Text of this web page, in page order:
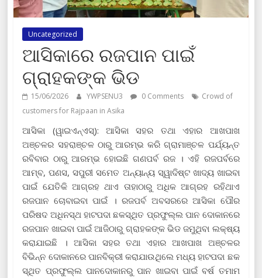
Uncategorized
ଆସିକାରେ ରଜପାନ ପାଇଁ
ଗ୍ରାହକଙ୍କ ଭିଡ
15/06/2026 YWPSENU3 0 Comments
Crowd of
customers for Rajpaan in Asika
ଆସିକା (ୱାଇଏନ୍‍ଏସ୍‍): ଆସିକା ସହର ତଥା ଏହାର ଆଖପାଖ
ଅଞ୍ଚଳର ସହରାଞ୍ଚଳ ଠାରୁ ଆରମ୍ଭ କରି ଗ୍ରାମାଞ୍ଚଳ ପର୍ଯ୍ୟନ୍ତ
ରବିବାର ଠାରୁ ଆରମ୍ଭ ହୋଇଛି ଗଣପର୍ବ ରଜ । ଏହି ରଜପର୍ବରେ
ଆମ୍ବ, ପଣସ, ସପୁରୀ ସମେତ ଅନ୍ୟାନ୍ୟ ସ୍ୱାଦିଷ୍ଟ ଖାଦ୍ୟ ଖାଇବା
ପାଇଁ ଯେତିକି ଆଗ୍ରହ ଥାଏ ତାହାଠାରୁ ଅଧିକ ଆଗ୍ରହ ରହିଥାଏ
ରଜପାନ ଚୋବାଇବା ପାଇଁ । ରଜପର୍ବ ଅବସରରେ ଆସିକା ପୌର
ପରିଷଦ ଅଧିନସ୍ଥ ହାଟପଦା ଛକସ୍ଥିତ ପ୍ରଫୁଲ୍ଲ ପାନ ଦୋକାନରେ
ରଜପାନ ଖାଇବା ପାଇଁ ଆଜିଠାରୁ ଗ୍ରାହକଙ୍କ ଭିଡ ଜମୁଥିବା ଲକ୍ଷ୍ୟ
କରାଯାଇଛି । ଆସିକା ସହର ତଥା ଏହାର ଆଖପାଖ ଅଞ୍ଚଳର
ବିଭିନ୍ନ ଦୋକାନରେ ପାନବିକ୍ରୀ କରାଯାଉଥିଲେ ମଧ୍ୟ ହାଟପଦା ଛକ
ସ୍ଥିତ ପ୍ରଫୁଲ୍ଲ ପାନଦୋକାନରୁ ପାନ ଖାଇବା ପାଇଁ ବର୍ଷ ତମାମ